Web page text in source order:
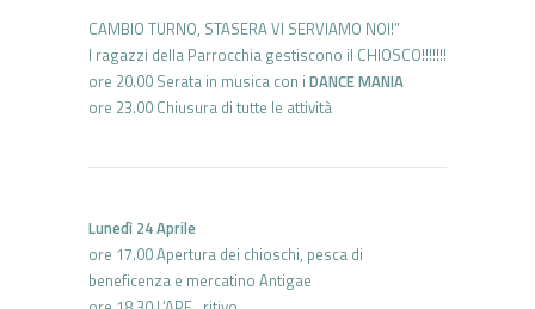
CAMBIO TURNO, STASERA VI SERVIAMO NOI!”
I ragazzi della Parrocchia gestiscono il CHIOSCO!!!!!!!
ore 20.00 Serata in musica con i DANCE MANIA
ore 23.00 Chiusura di tutte le attività
Lunedì 24 Aprile
ore 17.00 Apertura dei chioschi, pesca di
beneficenza e mercatino Antigae